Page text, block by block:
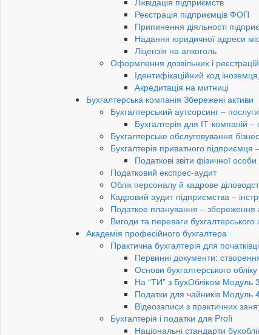
Реєстрація підприємців ФОП
Припинення діяльності
Надання юридичної адреси
Ліцензія на алкоголь
Оформлення дозвільних і
Ідентифікаційний код
Акредитація на митниці
Бухгалтерська компанія Збережені активи
Бухгалтерський аутсорсинг –
Бухгалтерія для ІТ-компаній –
Бухгалтерське обслуговування
Бухгалтерія приватного підприємця
Податкові звіти фізичної
Податковий експрес-аудит
Облік персоналу й кадрове
Кадровий аудит підприємства –
Податкое планування – збереження
Вигоди та переваги бухгалтерського
Академія професійного бухгалтера
Практична бухгалтерія для
Первинні документи:
Основи бухгалтерського
На “ТИ” з БухОбліком Модуль 3
Податки для чайників Модуль
Відеозаписи з практичних
Бухгалтерія і податки для Profi
Національні стандарти